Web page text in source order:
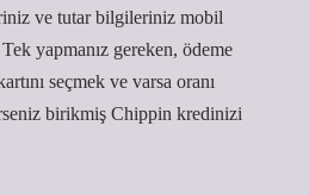
ve tutar bilgileriniz mobil
yapmanız gereken, ödeme
seçmek ve varsa oranı
birikmiş Chippin kredinizi